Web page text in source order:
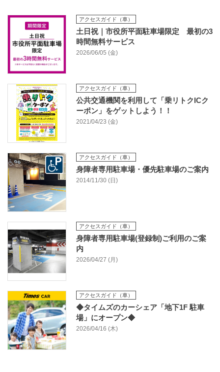
アクセスガイド（車）
土日祝｜市役所平面駐車場限定 最初の3
時間無料サービス
2026/06/05 (金)
アクセスガイド（車）
公共交通機関を利用して「乗リトクICク
ーポン」をゲットしよう！！
2021/04/23 (金)
アクセスガイド（車）
身障者専用駐車場・優先駐車場のご案内
2014/11/30 (日)
アクセスガイド（車）
身障者専用駐車場(登録制)ご利用のご案
内
2026/04/27 (月)
アクセスガイド（車）
◆タイムズのカーシェア「地下1F 駐車
場」にオープン◆
2026/04/16 (木)